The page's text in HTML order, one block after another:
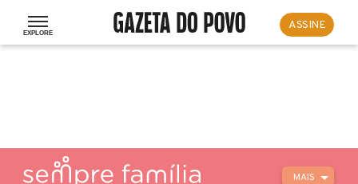
ASSINE
MAIS